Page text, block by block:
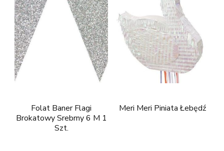
Folat Baner Flagi
Brokatowy Srebrny 6 M 1
Szt.
Meri Meri Piniata Łebędź